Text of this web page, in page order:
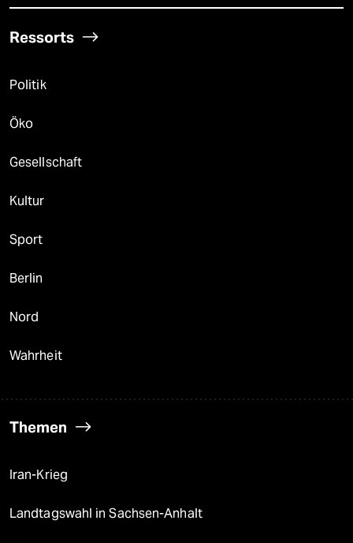
Ressorts
Politik
Öko
Gesellschaft
Kultur
Sport
Berlin
Nord
Wahrheit
Themen
Iran-Krieg
Landtagswahl in Sachsen-Anhalt